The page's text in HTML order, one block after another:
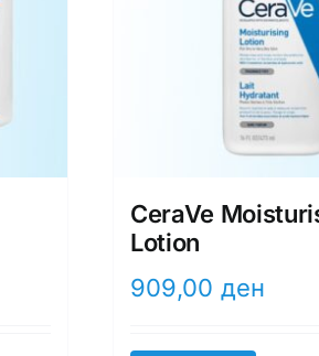
CeraVe
Lotion
909,00 ден